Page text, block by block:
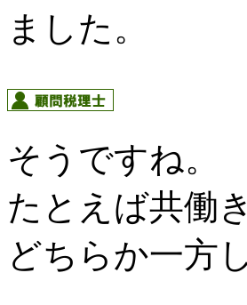
ました。
そうですね。
たとえば共働
どちらか一方